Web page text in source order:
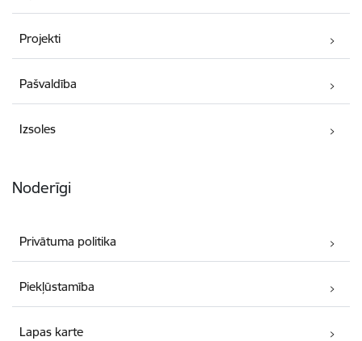
Projekti
Pašvaldība
Izsoles
Noderīgi
Privātuma politika
Piekļūstamība
Lapas karte